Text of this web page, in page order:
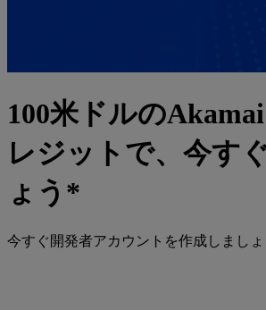
100米ドルの
レジットで、今す
ょう*
今すぐ開発者アカウントを作成しましょ